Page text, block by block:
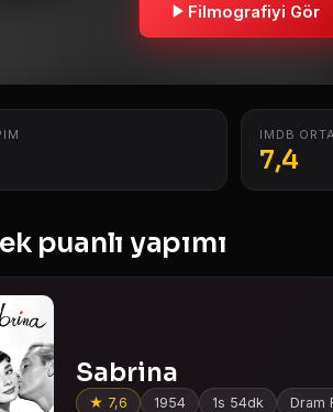
Filmografiyi Gör
IMDB
7,4
puanlı yapımı
Sabrina
★ 7,6 1954 1s 54dk Dram